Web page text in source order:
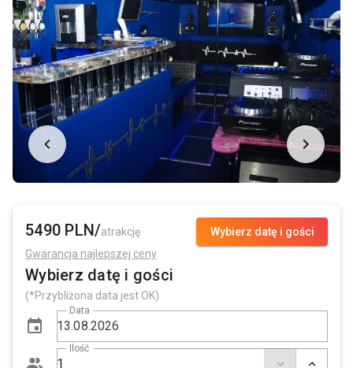
Wybierz datę i gości
5490 PLN/atrakcję
Gwarancja najlepszej ceny
Wybierz datę i gości
(*Przybliżona data jest OK)
Data
Ilość